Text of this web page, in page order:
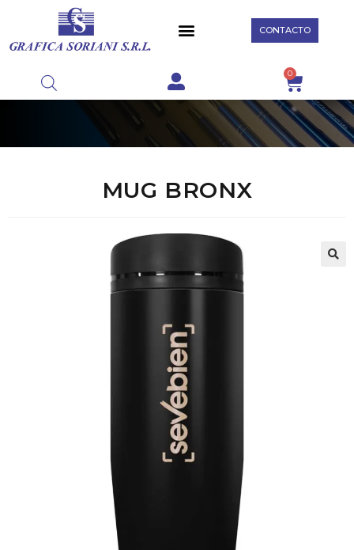
CONTACTO
0
MUG BRONX